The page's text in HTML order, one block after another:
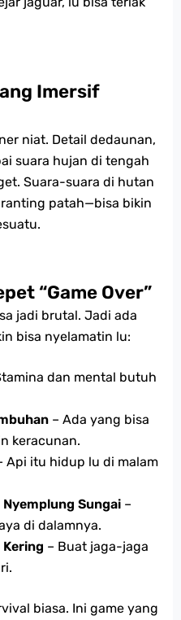
Imersif
niat. Detail dedaunan,
suara hujan di tengah
Suara-suara di hutan
patah—bisa bikin
“Game Over”
jadi brutal. Jadi ada
bisa nyelamatin lu:
dan mental butuh
– Ada yang bisa
keracunan.
Api itu hidup lu di malam
Sungai –
di dalamnya.
Kering – Buat jaga-jaga
biasa. Ini game yang